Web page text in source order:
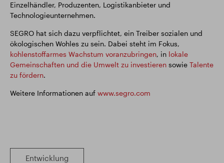
Einzelhändler, Produzenten, Logistikanbieter und
Technologieunternehmen.
SEGRO hat sich dazu verpflichtet, ein Treiber sozialen und
ökologischen Wohles zu sein. Dabei steht im Fokus,
kohlenstoffarmes Wachstum voranzubringen, in lokale
Gemeinschaften und die Umwelt zu investieren sowie Talente
zu fördern.
Weitere Informationen auf www.segro.com
Entwicklung